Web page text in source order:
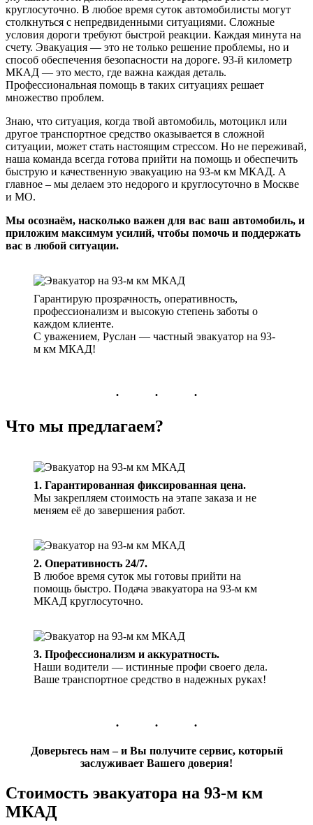
круглосуточно. В любое время суток автомобилисты могут
столкнуться с непредвиденными ситуациями. Сложные
условия дороги требуют быстрой реакции. Каждая минута на
счету. Эвакуация — это не только решение проблемы, но и
способ обеспечения безопасности на дороге. 93-й километр
МКАД — это место, где важна каждая деталь.
Профессиональная помощь в таких ситуациях решает
множество проблем.
Знаю, что ситуация, когда твой автомобиль, мотоцикл или
другое транспортное средство оказывается в сложной
ситуации, может стать настоящим стрессом. Но не переживай,
наша команда всегда готова прийти на помощь и обеспечить
быструю и качественную эвакуацию на 93-м км МКАД. А
главное – мы делаем это недорого и круглосуточно в Москве
и МО.
Мы осознаём, насколько важен для вас ваш автомобиль, и
приложим максимум усилий, чтобы помочь и поддержать
вас в любой ситуации.
Гарантирую прозрачность, оперативность,
профессионализм и высокую степень заботы о
каждом клиенте.
С уважением, Руслан — частный эвакуатор на 93-
м км МКАД!
Что мы предлагаем?
1. Гарантированная фиксированная цена.
Мы закрепляем стоимость на этапе заказа и не
меняем её до завершения работ.
2. Оперативность 24/7.
В любое время суток мы готовы прийти на
помощь быстро. Подача эвакуатора на 93-м км
МКАД круглосуточно.
3. Профессионализм и аккуратность.
Наши водители — истинные профи своего дела.
Ваше транспортное средство в надежных руках!
Доверьтесь нам – и Вы получите сервис, который
заслуживает Вашего доверия!
Стоимость эвакуатора на 93-м км
МКАД